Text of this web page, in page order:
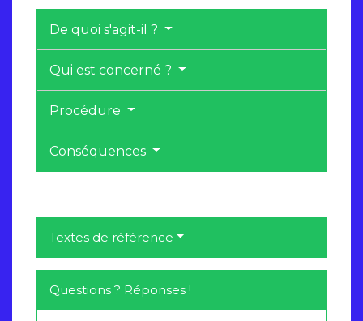
De quoi s'agit-il ?
Qui est concerné ?
Procédure
Conséquences
Textes de référence
Questions ? Réponses !